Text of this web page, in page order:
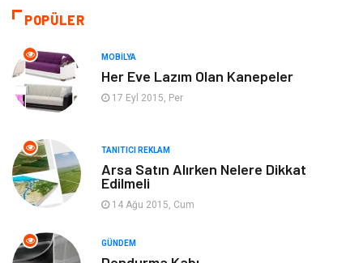
Gıda
Bilgisayar ve Yazılım
Giyim
Makine
Organizasyon Turizm
Tekstil Tatil
POPÜLER
MOBILYA
Her Eve Lazım Olan Kanepeler
17 Eyl 2015, Per
TANITICI REKLAM
Arsa Satın Alırken Nelere Dikkat
Edilmeli
14 Ağu 2015, Cum
GÜNDEM